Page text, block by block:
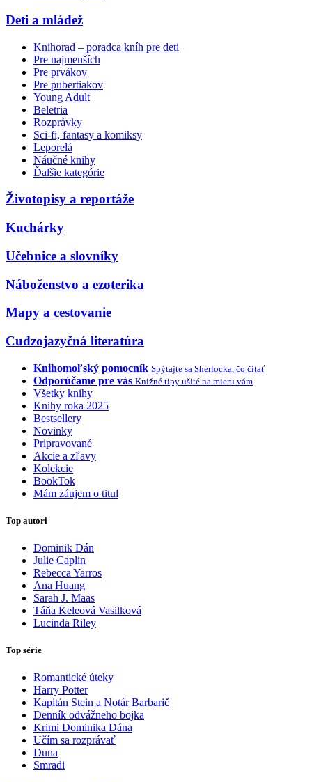
Deti a mládež
Knihorad – poradca kníh pre deti
Pre najmenších
Pre prvákov
Pre pubertiakov
Young Adult
Beletria
Rozprávky
Sci-fi, fantasy a komiksy
Leporelá
Náučné knihy
Ďalšie kategórie
Životopisy a reportáže
Kuchárky
Učebnice a slovníky
Náboženstvo a ezoterika
Mapy a cestovanie
Cudzojazyčná literatúra
Knihomoľský pomocník Spýtajte sa Sherlocka, čo čítať
Odporúčame pre vás Knižné tipy ušité na mieru vám
Všetky knihy
Knihy roka 2025
Bestsellery
Novinky
Pripravované
Akcie a zľavy
Kolekcie
BookTok
Mám záujem o titul
Top autori
Dominik Dán
Julie Caplin
Rebecca Yarros
Ana Huang
Sarah J. Maas
Táňa Keleová Vasilková
Lucinda Riley
Top série
Romantické úteky
Harry Potter
Kapitán Stein a Notár Barbarič
Denník odvážneho bojka
Krimi Dominika Dána
Učím sa rozprávať
Duna
Smradi